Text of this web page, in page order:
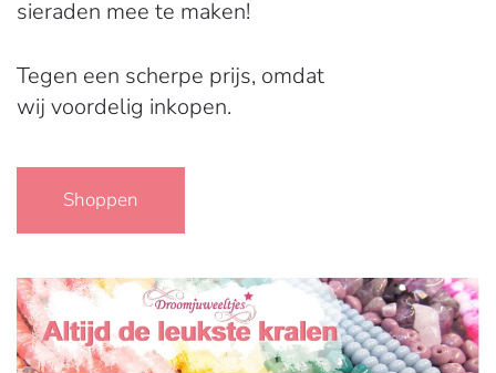
sieraden mee te maken!
Tegen een scherpe prijs, omdat
wij voordelig inkopen.
Shoppen